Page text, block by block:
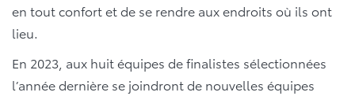
en tout confort et de se rendre aux endroits où ils ont
lieu.
En 2023, aux huit équipes de finalistes sélectionnées
l’année dernière se joindront de nouvelles équipes